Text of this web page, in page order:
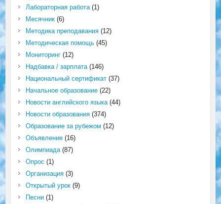
Лабораторная работа(1)
Месячник(6)
Методика преподавания(12)
Методическая помощь(45)
Мониторинг(12)
Надбавка / зарплата(146)
Национальный сертификат(37)
Начальное образование(22)
Новости английского языка(44)
Новости образования(374)
Образование за рубежом (12)
Объявление(16)
Олимпиада(87)
Опрос (1)
Организация(3)
Открытый урок(9)
Песни(1)